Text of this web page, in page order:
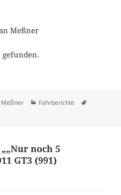
Meßner
gefunden.
Meßner Kategorien
Fahrberichte
noch 5
GT3 (991)